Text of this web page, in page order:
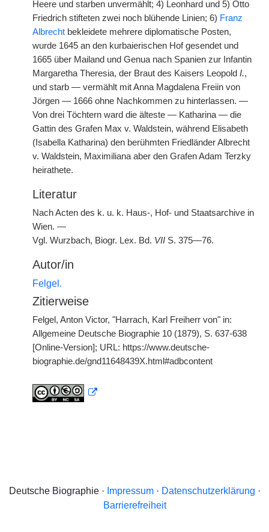
Heere und starben unvermählt; 4) Leonhard und 5) Otto
Friedrich stifteten zwei noch blühende Linien; 6) Franz
Albrecht bekleidete mehrere diplomatische Posten,
wurde 1645 an den kurbaierischen Hof gesendet und
1665 über Mailand und Genua nach Spanien zur Infantin
Margaretha Theresia, der Braut des Kaisers Leopold I.,
und starb — vermählt mit Anna Magdalena Freiin von
Jörgen — 1666 ohne Nachkommen zu hinterlassen. —
Von drei Töchtern ward die älteste — Katharina — die
Gattin des Grafen Max v. Waldstein, während Elisabeth
(Isabella Katharina) den berühmten Friedländer Albrecht
v. Waldstein, Maximiliana aber den Grafen Adam Terzky
heirathete.
Literatur
Nach Acten des k. u. k. Haus-, Hof- und Staatsarchive in
Wien. —
Vgl. Wurzbach, Biogr. Lex. Bd. VII S. 375—76.
Autor/in
Felgel.
Zitierweise
Felgel, Anton Victor, "Harrach, Karl Freiherr von" in:
Allgemeine Deutsche Biographie 10 (1879), S. 637-638
[Online-Version]; URL: https://www.deutsche-
biographie.de/gnd11648439X.html#adbcontent
Deutsche Biographie · Impressum· Datenschutzerklärung ·
Barrierefreiheit